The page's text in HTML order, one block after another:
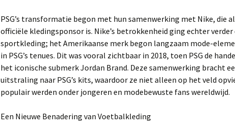
PSG’s transformatie begon met hun samenwerking met Nike, die
officiële kledingsponsor is. Nike’s betrokkenheid ging echter
sportkleding; het Amerikaanse merk begon langzaam mode-
in PSG’s tenues. Dit was vooral zichtbaar in 2018, toen PSG de
het iconische submerk Jordan Brand. Deze samenwerking bracht
uitstraling naar PSG’s kits, waardoor ze niet alleen op het veld
populair werden onder jongeren en modebewuste fans wereldwijd.
Een Nieuwe Benadering van Voetbalkleding